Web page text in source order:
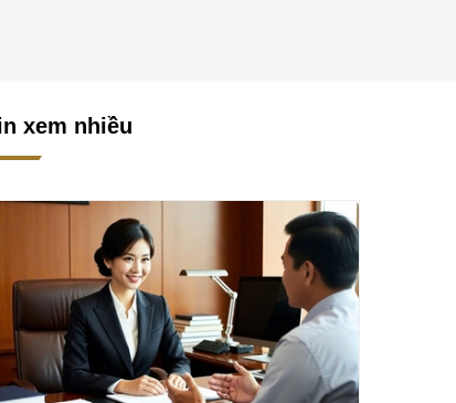
xem nhiều